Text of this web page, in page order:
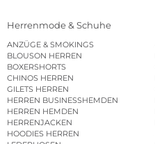
Herrenmode & Schuhe
ANZÜGE & SMOKINGS
BLOUSON HERREN
BOXERSHORTS
CHINOS HERREN
GILETS HERREN
HERREN BUSINESSHEMDEN
HERREN HEMDEN
HERRENJACKEN
HOODIES HERREN